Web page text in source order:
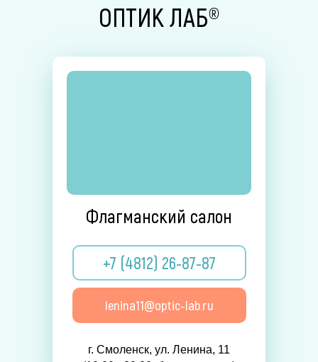
ОПТИК ЛАБ®
г. Смоленск, ул. Ленина, 11
Флагманский салон
+7 (4812) 26-87-87
lenina11@optic-lab.ru